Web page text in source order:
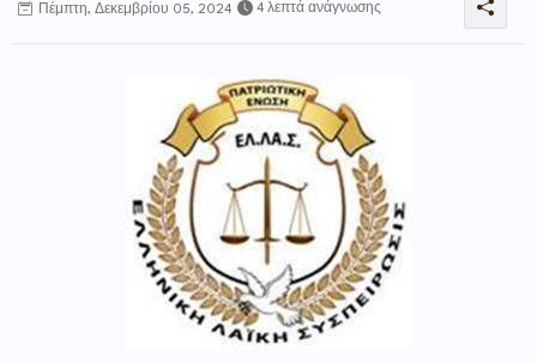
Πέμπτη, Δεκεμβρίου 05, 2024 4 λεπτά ανάγνωσης